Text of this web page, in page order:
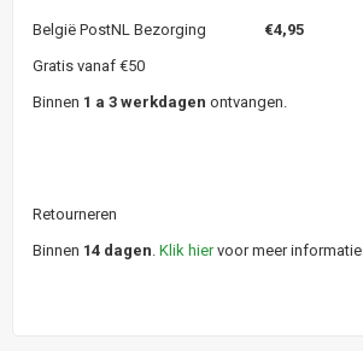
België PostNL Bezorging €4,95
Gratis vanaf €50
Binnen 1 a 3 werkdagen ontvangen.
Retourneren
Binnen 14 dagen Klik hiervoor meer informatie.